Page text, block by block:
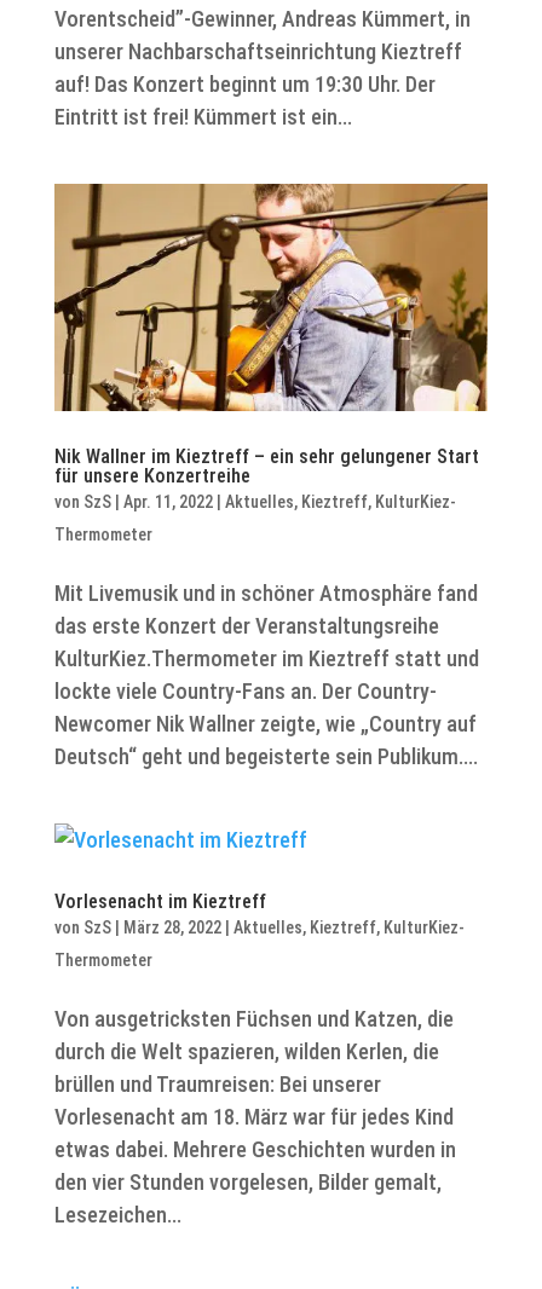
Vorentscheid”-Gewinner, Andreas Kümmert, in
unserer Nachbarschaftseinrichtung Kieztreff
auf! Das Konzert beginnt um 19:30 Uhr. Der
Eintritt ist frei! Kümmert ist ein...
Nik Wallner im Kieztreff – ein sehr gelungener Start
für unsere Konzertreihe
von SzS| Apr. 11, 2022| Aktuelles, Kieztreff, KulturKiez-
Thermometer
Mit Livemusik und in schöner Atmosphäre fand
das erste Konzert der Veranstaltungsreihe
KulturKiez.Thermometer im Kieztreff statt und
lockte viele Country-Fans an. Der Country-
Newcomer Nik Wallner zeigte, wie „Country auf
Deutsch“ geht und begeisterte sein Publikum....
Vorlesenacht im Kieztreff
von SzS| März 28, 2022| Aktuelles, Kieztreff, KulturKiez-
Thermometer
Von ausgetricksten Füchsen und Katzen, die
durch die Welt spazieren, wilden Kerlen, die
brüllen und Traumreisen: Bei unserer
Vorlesenacht am 18. März war für jedes Kind
etwas dabei. Mehrere Geschichten wurden in
den vier Stunden vorgelesen, Bilder gemalt,
Lesezeichen...